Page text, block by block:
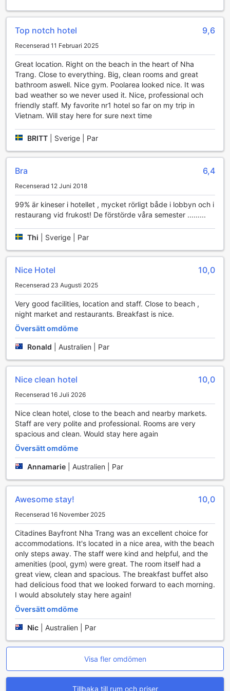
massager till moderna wellness-behandlingar, vilket ger en
i den vackra staden Nha Trang.
För dem som söker en mer aktiv form av underhållning finns
yoga och meditationsklasser, som hålls i en lugn och
harmonisk miljö. Dessa aktiviteter är utformade för att
främja både fysisk och mental hälsa, vilket gör att gästerna
kan återhämta sig och ladda sina batterier. Citadines
Bayfront Nha Trang är verkligen en plats där man kan njuta
av både avkoppling och aktivt välbefinnande, vilket gör
komplett semesterupplevelse.
Sportfaciliteter på Citadines Bayfront Nha Trang
Citadines Bayfront Nha Trang erbjuder enastående
sportfaciliteter som gör din vistelse både aktiv och
avkopplande. Den utomhuspoolen är en perfekt plats för
att simma några längder eller bara koppla av med en bok
vid vattnet. Omgiven av palmer och med en fantastisk
utsikt över havet, är denna pool en oas av lugn där du kan
njuta av den tropiska solen. Ta ett dopp för att svalka dig
drink vid poolkanten.
För dem som vill hålla sig aktiva under sin semester,
moderna träningsmaskiner och vikter, ger fitnesscentret
dig möjlighet att träna i en inspirerande miljö med utsikt
över den omgivande naturen. Oavsett om du föredrar att
springa på löpbandet eller lyfta vikter, har du allt du
behöver för att upprätthålla din träningsrutin. Dessutom
ligger den vackra stranden bara ett stenkast bort, vilket
ger dig möjlighet att njuta av strandaktiviteter som
volleyboll eller beach jogging. Citadines Bayfront Nha
aktiv livsstil.
Bekvämligheter på Citadines Bayfront Nha Trang för en
bekymmersfri vistelse
Citadines Bayfront Nha Trang erbjuder ett brett utbud av
faciliteter för att göra din vistelse så bekväm som möjligt.
Här finns säkerhetsboxar för att tryggt förvara dina
värdesaker, samt en professionell concierge som står till
tjänst med hjälp och råd för att underlätta din resa. Gäster
kan även njuta av gratis Wi-Fi i alla rum för att hålla
kontakten med omvärlden, samt tillgång till Wi-Fi i de
gemensamma utrymmena för att underlätta arbete eller
sociala aktiviteter.
För att underlätta din ankomst och avresa erbjuder hotellet
även bagageförvaring, så att du kan utforska Nha Trang
utan att behöva oroa dig för dina väskor. Dessutom städas
rummen dagligen för att säkerställa en ren och fräsch miljö
under hela din vistelse, vilket bidrar till en avkopplande och
problemfri semester.
Transportmöjligheter på Citadines Bayfront Nha Trang
Citadines Bayfront Nha Trang erbjuder en rad praktiska
transportfaciliteter som gör din vistelse både bekväm och
stressfri. För resenärer som anländer med flyg finns en
smidig flygtransfer som tar dig direkt från Nha Trangs
internationella flygplats till hotellet. Detta gör att du kan
koppla av och njuta av den vackra utsikten under färden,
utan att behöva oroa dig för att hitta transport vid
Top notch hotel 9,6
Recenserad 11 Februari 2025
Great location. Right on the beach in the heart of Nha
Trang. Close to everything. Big, clean rooms and great
bathroom aswell. Nice gym. Poolarea looked nice. It was
bad weather so we never used it. Nice, professional och
friendly staff. My favorite nr1 hotel so far on my trip in
Vietnam. Will stay here for sure next time
BRITT Sverige | Par
Bra 6,4
Recenserad 12 Juni 2018
99% är kineser i hotellet , mycket rörligt både i lobbyn och i
restaurang vid frukost! De förstörde våra semester .........
Thi Sverige | Par
Nice Hotel 10,0
Recenserad 23 Augusti 2025
Very good facilities, location and staff. Close to beach ,
night market and restaurants. Breakfast is nice.
Översätt omdöme
Ronald Australien | Par
Nice clean hotel 10,0
Recenserad 16 Juli 2026
Nice clean hotel, close to the beach and nearby markets.
Staff are very polite and professional. Rooms are very
spacious and clean. Would stay here again
Översätt omdöme
Annamarie Australien | Par
Awesome stay! 10,0
Recenserad 16 November 2025
Citadines Bayfront Nha Trang was an excellent choice for
accommodations. It's located in a nice area, with the beach
only steps away. The staff were kind and helpful, and the
amenities (pool, gym) were great. The room itself had a
great view, clean and spacious. The breakfast buffet also
had delicious food that we looked forward to each morning.
I would absolutely stay here again!
Översätt omdöme
Nic Australien | Par
Visa fler omdömen
Tillbaka till rum och priser